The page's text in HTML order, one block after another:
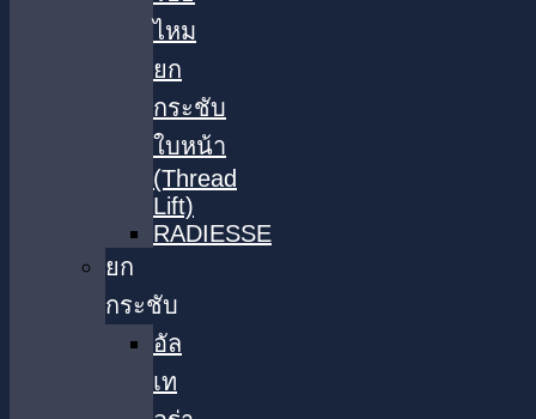
ไหม
ยก
กระชับ
ใบหน้า
(Thread
Lift)
RADIESSE
ยก
กระชับ
อัล
เท